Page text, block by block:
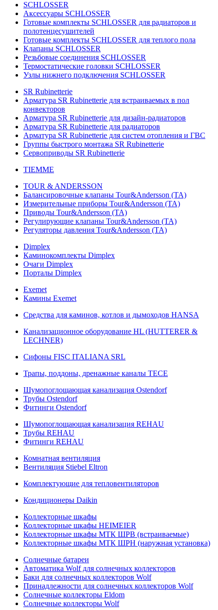
SCHLOSSER
Аксессуары SCHLOSSER
Готовые комплекты SCHLOSSER для радиаторов и
полотенцесушителей
Готовые комплекты SCHLOSSER для теплого пола
Клапаны SCHLOSSER
Резьбовые соединения SCHLOSSER
Термостатические головки SCHLOSSER
Узлы нижнего подключения SCHLOSSER
SR Rubinetterie
Арматура SR Rubinetterie для встраиваемых в пол
конвекторов
Арматура SR Rubinetterie для дизайн-радиаторов
Арматура SR Rubinetterie для радиаторов
Арматура SR Rubinetterie для систем отопления и ГВС
Группы быстрого монтажа SR Rubinetterie
Сервоприводы SR Rubinetterie
TIEMME
TOUR & ANDERSSON
Балансировочные клапаны Tour&Andersson (TA)
Измерительные приборы Tour&Andersson (TA)
Приводы Tour&Andersson (TA)
Регулирующие клапаны Tour&Andersson (TA)
Регуляторы давления Tour&Andersson (TA)
Dimplex
Каминокомплекты Dimplex
Очаги Dimplex
Порталы Dimplex
Exemet
Камины Exemet
Средства для каминов, котлов и дымоходов HANSA
Канализационное оборудование HL (HUTTERER &
LECHNER)
Сифоны FISC ITALIANA SRL
Трапы, поддоны, дренажные каналы TECE
Шумопоглощающая канализация Ostendorf
Трубы Ostendorf
Фитинги Ostendorf
Шумопоглощающая канализация REHAU
Трубы REHAU
Фитинги REHAU
Комнатная вентиляция
Вентиляция Stiebel Eltron
Комплектующие для тепловентиляторов
Кондиционеры Daikin
Коллекторные шкафы
Коллекторные шкафы HEIMEIER
Коллекторные шкафы МТК ШРВ (встраиваемые)
Коллекторные шкафы МТК ШРН (наружная установка)
Солнечные батареи
Автоматика Wolf для солнечных коллекторов
Баки для солнечных коллекторов Wolf
Принадлежности для солнечных коллекторов Wolf
Солнечные коллекторы Eldom
Солнечные коллекторы Wolf